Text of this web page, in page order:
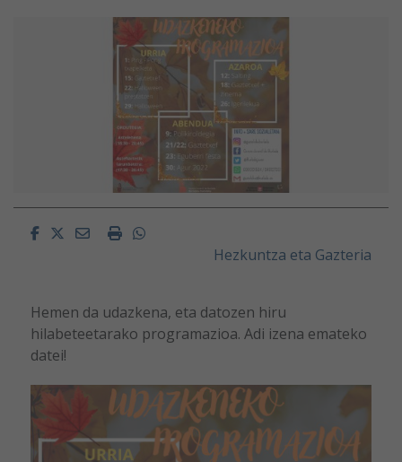
FacebookTwitterEmailImprimirWhatsapp
Hezkuntza eta Gazteria
Hemen da udazkena, eta datozen hiru
hilabeteetarako programazioa. Adi izena emateko
datei!